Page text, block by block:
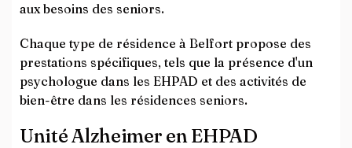
aux besoins des seniors.
Chaque type de résidence à Belfort propose des
prestations spécifiques, tels que la présence d'un
psychologue dans les EHPAD et des activités de
bien-être dans les résidences seniors.
Unité Alzheimer en EHPAD